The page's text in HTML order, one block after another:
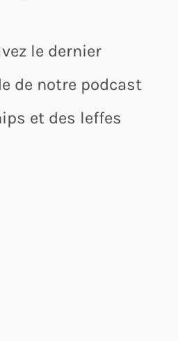
le dernier
de notre podcast
et des leffes